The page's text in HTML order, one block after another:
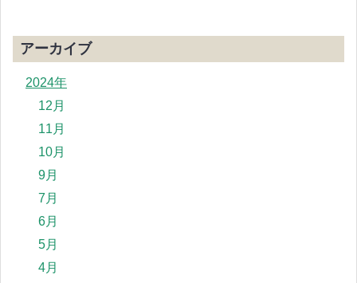
アーカイブ
2024年
12月
11月
10月
9月
7月
6月
5月
4月